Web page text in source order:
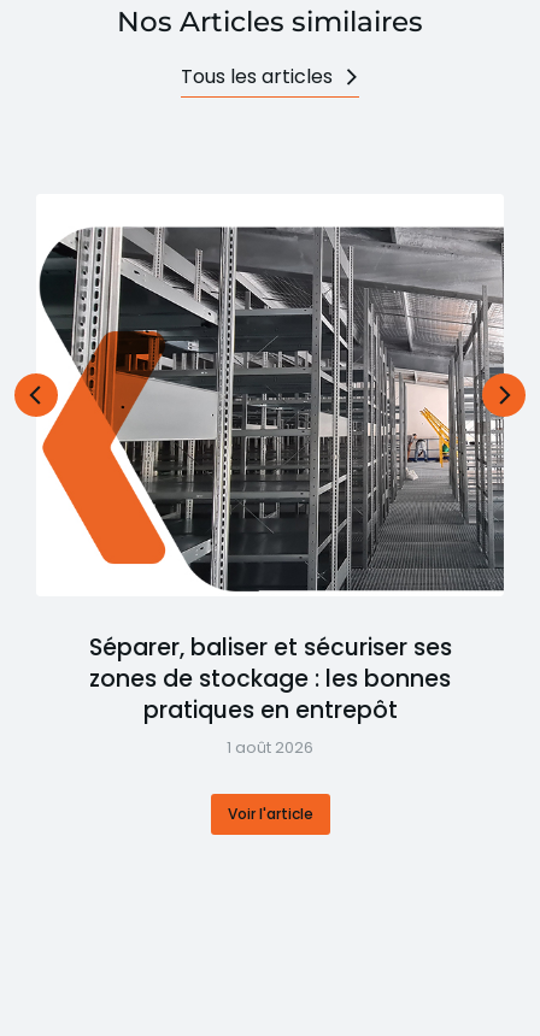
Nos Articles similaires
Tous les articles
Séparer, baliser et sécuriser ses
zones de stockage : les bonnes
pratiques en entrepôt
1 août 2026
Voir l'article